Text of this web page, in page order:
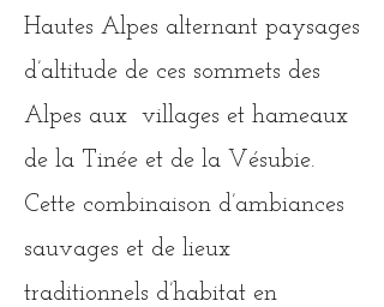
Hautes Alpes alternant paysages
d’altitude de ces sommets des
Alpes aux villages et hameaux
de la Tinée et de la Vésubie.
Cette combinaison d’ambiances
sauvages et de lieux
traditionnels d’habitat en